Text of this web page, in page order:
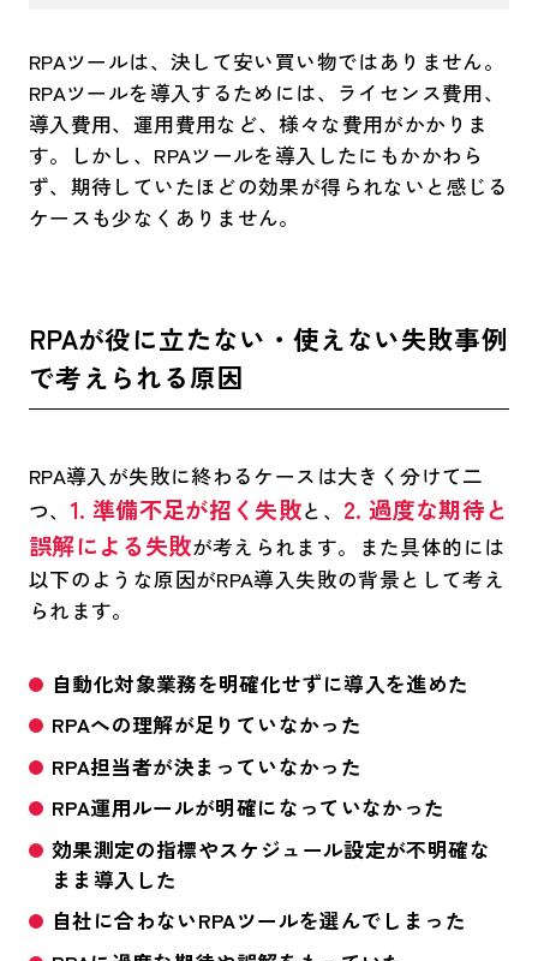
RPAツールは、決して安い買い物ではありません。
RPAツールを導入するためには、ライセンス費用、
導入費用、運用費用など、様々な費用がかかりま
す。しかし、RPAツールを導入したにもかかわら
ず、期待していたほどの効果が得られないと感じる
ケースも少なくありません。
RPAが役に立たない・使えない失敗事例
で考えられる原因
RPA導入が失敗に終わるケースは大きく分けて二
つ、1. 準備不足が招く失敗と、 2. 過度な期待と
誤解による失敗が考えられます。また具体的には
以下のような原因がRPA導入失敗の背景として考え
られます。
自動化対象業務を明確化せずに導入を進めた
RPAへの理解が足りていなかった
RPA担当者が決まっていなかった
RPA運用ルールが明確になっていなかった
効果測定の指標やスケジュール設定が不明確な
まま導入した
自社に合わないRPAツールを選んでしまった